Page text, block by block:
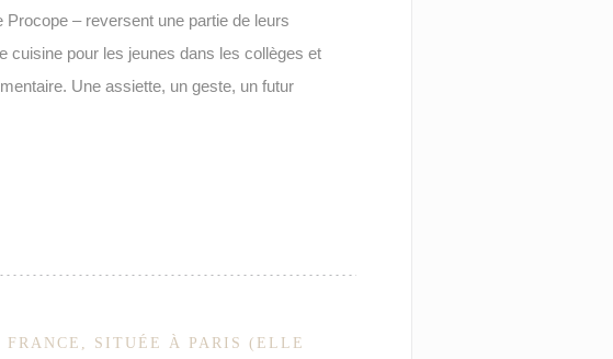
– reversent une partie de leurs
cuisine pour les jeunes dans les collèges et
Une assiette, un geste, un futur
SITUÉE À PARIS (ELLE